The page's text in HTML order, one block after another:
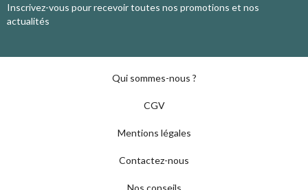
Inscrivez-vous pour recevoir toutes nos promotions et nos
actualités
Qui sommes-nous ?
CGV
Mentions légales
Contactez-nous
Nos conseils